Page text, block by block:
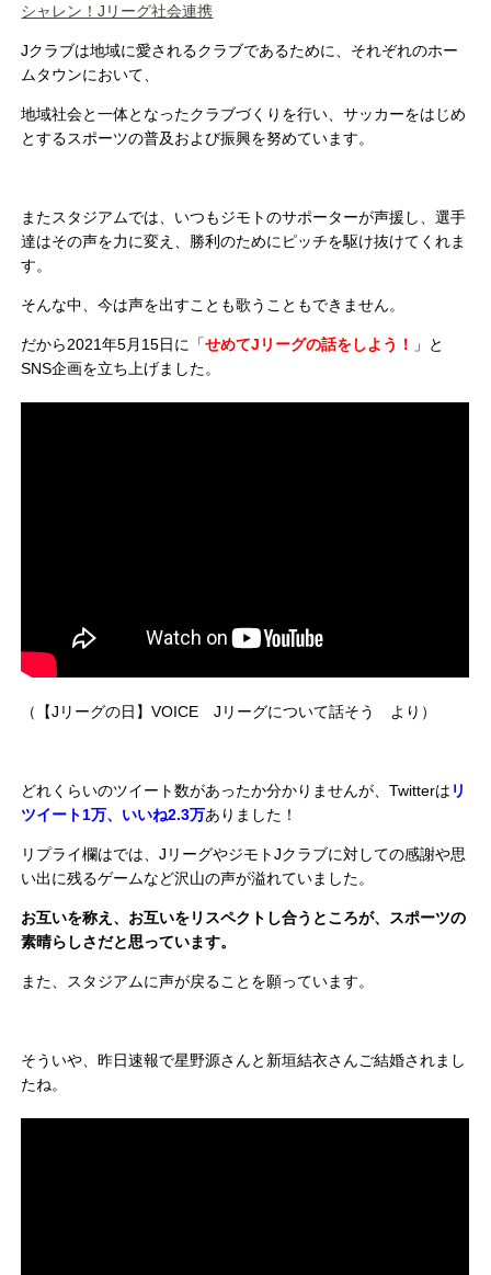
シャレン！Jリーグ社会連携
Jクラブは地域に愛されるクラブであるために、それぞれのホー
ムタウンにおいて、
地域社会と一体となったクラブづくりを行い、サッカーをはじめ
とするスポーツの普及および振興を努めています。
またスタジアムでは、いつもジモトのサポーターが声援し、選手
達はその声を力に変え、勝利のためにピッチを駆け抜けてくれま
す。
そんな中、今は声を出すことも歌うこともできません。
だから2021年5月15日に「せめてJリーグの話をしよう！
」と
SNS企画を立ち上げました。
（【Jリーグの日】VOICE Jリーグについて話そう より）
どれくらいのツイート数があったか分かりませんが、Twitterは リ
ツイート1万、いいね2.3万ありました！
リプライ欄はでは、JリーグやジモトJクラブに対しての感謝や思
い出に残るゲームなど沢山の声が溢れていました。
お互いを称え、お互いをリスペクトし合うところが、スポーツの
素晴らしさだと思っています。
また、スタジアムに声が戻ることを願っています。
そういや、昨日速報で星野源さんと新垣結衣さんご結婚されまし
たね。